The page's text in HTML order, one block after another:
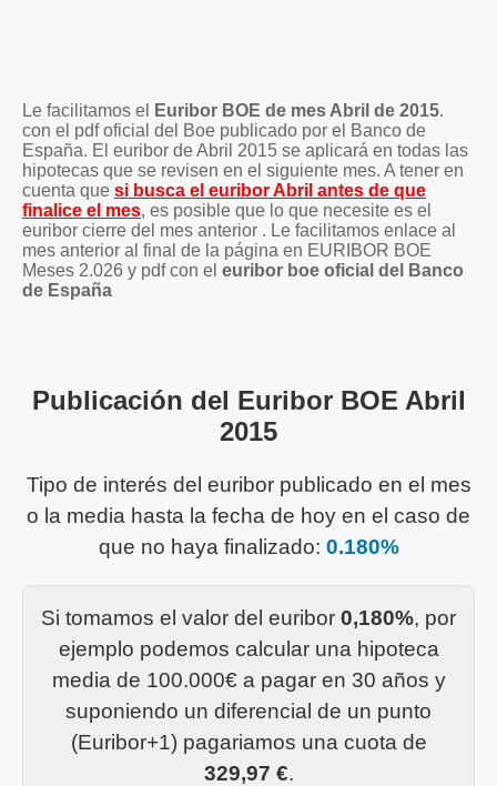
Le facilitamos el Euribor BOE de mes Abril de 2015.
con el pdf oficial del Boe publicado por el Banco de
España. El euribor de Abril 2015 se aplicará en todas las
hipotecas que se revisen en el siguiente mes. A tener en
cuenta que si busca el euribor Abril antes de que
finalice el mes, es posible que lo que necesite es el
euribor cierre del mes anterior . Le facilitamos enlace al
mes anterior al final de la página en EURIBOR BOE
Meses 2.026 y pdf con el euribor boe oficial del Banco
de España
Publicación del Euribor BOE Abril
2015
Tipo de interés del euribor publicado en el mes
o la media hasta la fecha de hoy en el caso de
que no haya finalizado: 0.180%
Si tomamos el valor del euribor 0,180%, por
ejemplo podemos calcular una hipoteca
media de 100.000€ a pagar en 30 años y
suponiendo un diferencial de un punto
(Euribor+1) pagariamos una cuota de
329,97 €.